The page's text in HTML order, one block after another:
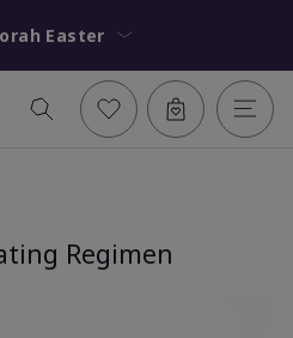
Deborah Easter
Regimen